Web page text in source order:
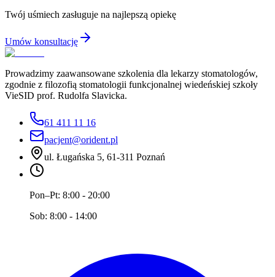
Twój uśmiech zasługuje na najlepszą opiekę
Umów konsultację
Prowadzimy zaawansowane szkolenia dla lekarzy stomatologów,
zgodnie z filozofią stomatologii funkcjonalnej wiedeńskiej szkoły
VieSID prof. Rudolfa Slavicka.
61 411 11 16
pacjent@orident.pl
ul. Ługańska 5, 61-311 Poznań
Pon–Pt: 8:00 - 20:00
Sob: 8:00 - 14:00